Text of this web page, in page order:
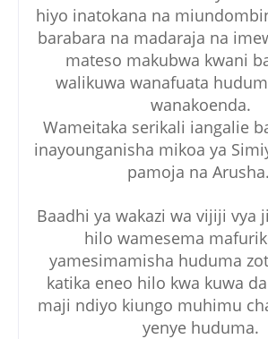
hiyo inatokana na
barabara na madaraja na
mateso makubwa kwani
walikuwa wanafuata
wanakoenda.
Wameitaka serikali iangalie
inayounganisha mikoa ya
pamoja na Arusha.
Baadhi ya wakazi wa vijiji vya
hilo wamesema
yamesimamisha huduma
katika eneo hilo kwa kuwa
maji ndiyo kiungo muhimu
yenye huduma.